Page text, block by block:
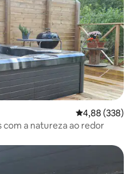
4,88 de uma
4,88 (338)
a natureza ao redor